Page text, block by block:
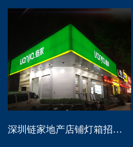
深圳链家地产店铺灯箱招牌定做